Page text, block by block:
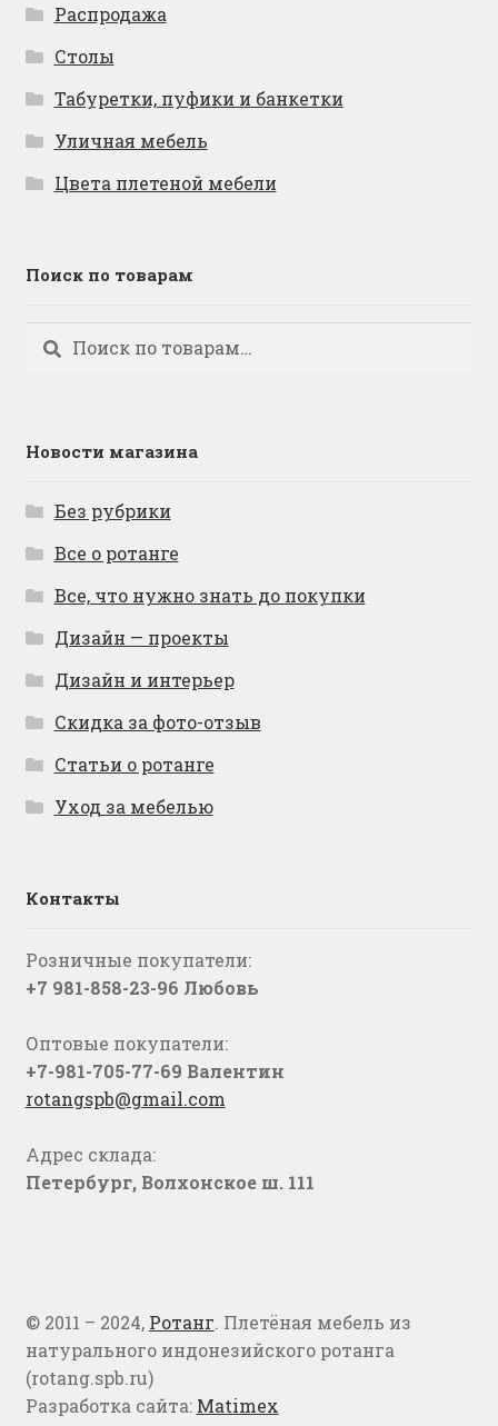
Распродажа
Столы
Табуретки, пуфики и банкетки
Уличная мебель
Цвета плетеной мебели
Поиск по товарам
Искать:
Поиск
Новости магазина
Без рубрики
Все о ротанге
Все, что нужно знать до покупки
Дизайн — проекты
Дизайн и интерьер
Скидка за фото-отзыв
Статьи о ротанге
Уход за мебелью
Контакты
Розничные покупатели:
+7 981-858-23-96 Любовь
Оптовые покупатели:
+7-981-705-77-69 Валентин
rotangspb@gmail.com
Адрес склада:
Петербург, Волхонское ш. 111
© 2011 – 2024, Ротанг. Плетёная мебель из
натурального индонезийского ротанга
(rotang.spb.ru)
Разработка сайта: Matimex